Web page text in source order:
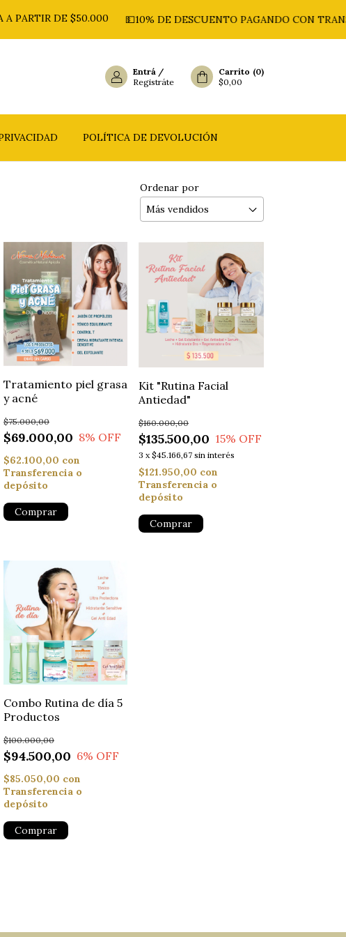
DE $50.000 💵10% DE DESCUENTO PAGANDO CON
Entrá /
Registráte
Carrito (0)
$0,00
POLÍTICA DE DEVOLUCIÓN
Ordenar por
Tratamiento piel grasa
y acné
$69.000,00
$75.000,00
8% OFF
$62.100,00 con
Transferencia o
depósito
Kit "Rutina Facial
Antiedad"
$135.500,00
$160.000,00
15% OFF
3 x $45.166,67 sin interés
$121.950,00 con
Transferencia o
depósito
Combo Rutina de día 5
Productos
$94.500,00
$100.000,00
6% OFF
$85.050,00 con
Transferencia o
depósito